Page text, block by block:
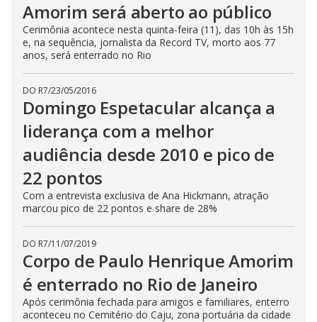
e
o
Amorim será aberto ao público
Cerimônia acontece nesta quinta-feira (11), das 10h às 15h
e, na sequência, jornalista da Record TV, morto aos 77
anos, será enterrado no Rio
DO R7/23/05/2016
Domingo Espetacular alcança a
liderança com a melhor
audiência desde 2010 e pico de
22 pontos
Com a entrevista exclusiva de Ana Hickmann, atração
marcou pico de 22 pontos e share de 28%
DO R7/11/07/2019
Corpo de Paulo Henrique Amorim
é enterrado no Rio de Janeiro
Após cerimônia fechada para amigos e familiares, enterro
aconteceu no Cemitério do Caju, zona portuária da cidade